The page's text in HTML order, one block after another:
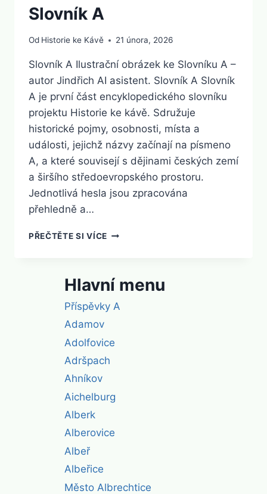
Slovník A
Od Historie ke Kávě 21 února, 2026
Slovník A Ilustrační obrázek ke Slovníku A –
autor Jindřich AI asistent. Slovník A Slovník
A je první část encyklopedického slovníku
projektu Historie ke kávě. Sdružuje
historické pojmy, osobnosti, místa a
události, jejichž názvy začínají na písmeno
A, a které souvisejí s dějinami českých zemí
a širšího středoevropského prostoru.
Jednotlivá hesla jsou zpracována
přehledně a…
PŘEČTĚTE SI VÍCESLOVNÍK
Hlavní menu
Příspěvky A
Adamov
Adolfovice
Adršpach
Ahníkov
Aichelburg
Alberk
Alberovice
Albeř
Albeřice
Město Albrechtice